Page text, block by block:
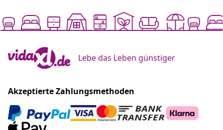
Lebe das Leben günstiger
Akzeptierte Zahlungsmethoden